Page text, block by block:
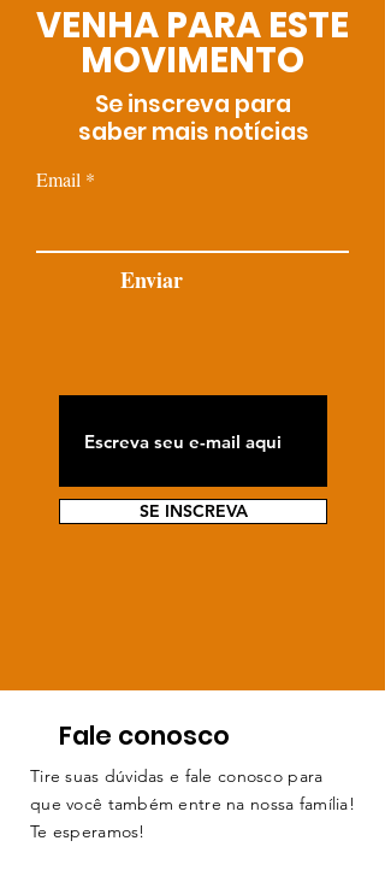
VENHA PARA ESTE
MOVIMENTO
Se inscreva para
saber mais notícias
Email
Enviar
SE INSCREVA
Fale conosco
Tire suas dúvidas e fale conosco para
que você também entre na nossa família!
Te esperamos!